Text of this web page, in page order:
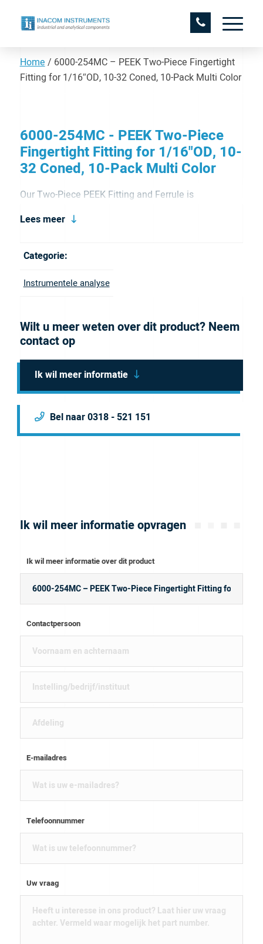
Home / 6000-254MC – PEEK Two-Piece Fingertight
Fitting for 1/16″OD, 10-32 Coned, 10-Pack Multi Color
6000-254MC - PEEK Two-Piece
Fingertight Fitting for 1/16"OD, 10-
32 Coned, 10-Pack Multi Color
Our Two-Piece PEEK Fitting and Ferrule is
biocompatible and offers excellent chemical
It is for 1/8″ OD Tubing and has a 5/16-24 coned port
tubing OD of 1/16″. This comes in a 10 pack with
colored fitting knobs.Brochure
Lees meer
Categorie:
Instrumentele analyse
Wilt u meer weten over dit product? Neem
contact op
Ik wil meer informatie
Bel naar 0318 - 521 151
Ik wil meer informatie opvragen
Ik wil meer informatie over dit product
Contactpersoon
E-mailadres
Telefoonnummer
Uw vraag